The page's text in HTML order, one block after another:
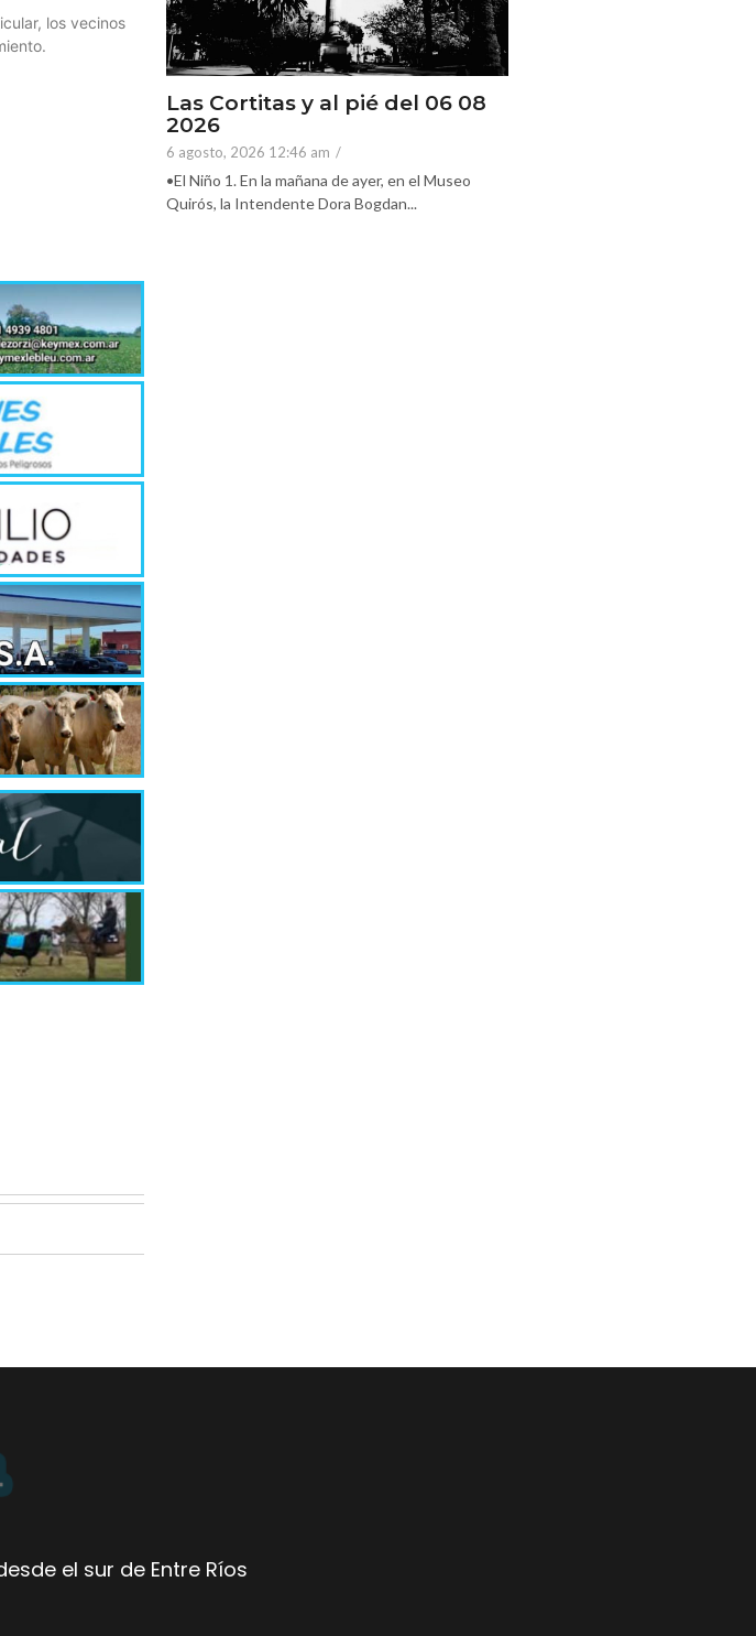
los vecinos
Las Cortitas y al pié del 06 08
2026
6 agosto, 2026 12:46 am /
•El Niño 1. En la mañana de ayer, en el Museo
Quirós, la Intendente Dora Bogdan...
el sur de Entre Ríos